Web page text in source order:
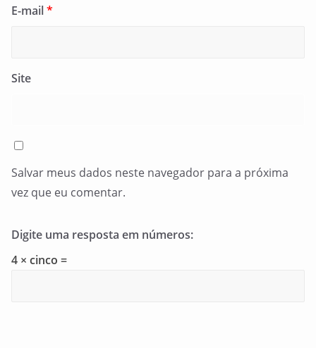
E-mail*
Site
Salvar meus dados neste navegador para a próxima
vez que eu comentar.
Digite uma resposta em números:
4 × cinco =